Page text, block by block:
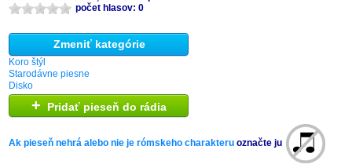
počet hlasov: 0
Zmeniť kategórie
Koro štýl
Starodávne piesne
Disko
+ Pridať pieseň do rádia
Ak pieseň nehrá alebo nie je rómskeho charakteru označte ju